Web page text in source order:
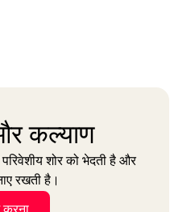
कल्याण
शोर को भेदती है और
रखती है।